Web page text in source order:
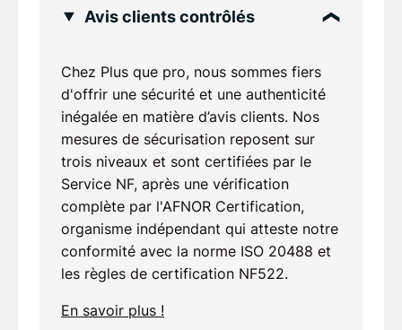
Avis clients contrôlés
Chez Plus que pro, nous sommes fiers
d'offrir une sécurité et une authenticité
inégalée en matière d’avis clients. Nos
mesures de sécurisation reposent sur
trois niveaux et sont certifiées par le
Service NF, après une vérification
complète par l'AFNOR Certification,
organisme indépendant qui atteste notre
conformité avec la norme ISO 20488 et
les règles de certification NF522.
En savoir plus !